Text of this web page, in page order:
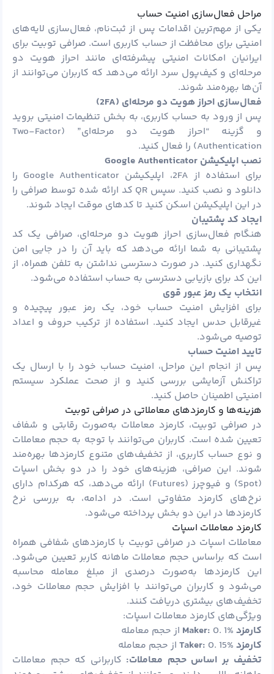
مراحل فعال‌سازی امنیت حساب
یکی از مهم‌ترین اقدامات پس از ثبت‌نام، فعال‌سازی لایه‌های
امنیتی برای محافظت از حساب کاربری است. صرافی توبیت برای
ایرانیان امکانات امنیتی پیشرفته‌ای مانند احراز هویت دو
مرحله‌ای و کیف‌پول سرد ارائه می‌دهد که کاربران می‌توانند از
آن‌ها بهره‌مند شوند.
فعال‌سازی احراز هویت دو مرحله‌ای (2FA)
پس از ورود به حساب کاربری، به بخش تنظیمات امنیتی بروید
و گزینه “احراز هویت دو مرحله‌ای” (Two-Factor
Authentication) را فعال کنید.
نصب اپلیکیشن Google Authenticator
برای استفاده از 2FA، اپلیکیشن Google Authenticator را
دانلود و نصب کنید. سپس QR کد ارائه شده توسط صرافی را
در این اپلیکیشن اسکن کنید تا کدهای موقت ایجاد شوند.
ایجاد کد پشتیبان
هنگام فعال‌سازی احراز هویت دو مرحله‌ای، صرافی یک کد
پشتیبانی به شما ارائه می‌دهد که باید آن را در جایی امن
نگهداری کنید. در صورت دسترسی نداشتن به تلفن همراه، از
این کد برای بازیابی دسترسی به حساب استفاده می‌شود.
انتخاب یک رمز عبور قوی
برای افزایش امنیت حساب خود، یک رمز عبور پیچیده و
غیرقابل حدس ایجاد کنید. استفاده از ترکیب حروف و اعداد
توصیه می‌شود.
تایید امنیت حساب
پس از انجام این مراحل، امنیت حساب خود را با ارسال یک
تراکنش آزمایشی بررسی کنید و از صحت عملکرد سیستم
امنیتی اطمینان حاصل کنید.
هزینه‌ها و کارمزدهای معاملاتی در صرافی توبیت
در صرافی توبیت، کارمزد معاملات به‌صورت رقابتی و شفاف
تعیین شده است. کاربران می‌توانند با توجه به حجم معاملات
و نوع حساب کاربری، از تخفیف‌های متنوع کارمزدها بهره‌مند
شوند. این صرافی، هزینه‌های خود را در دو بخش اسپات
(Spot) و فیوچرز (Futures) ارائه می‌دهد، که هرکدام دارای
نرخ‌های کارمزد متفاوتی است. در ادامه، به بررسی نرخ
کارمزدها در این دو بخش پرداخته می‌شود.
کارمزد معاملات اسپات
معاملات اسپات در صرافی توبیت با کارمزدهای شفافی همراه
است که براساس حجم معاملات ماهانه کاربر تعیین می‌شود.
این کارمزدها به‌صورت درصدی از مبلغ معامله محاسبه
می‌شود و کاربران می‌توانند با افزایش حجم معاملات خود،
تخفیف‌های بیشتری دریافت کنند.
ویژگی‌های کارمزد معاملات اسپات:
کارمزد
Maker: 0. 1% از حجم معامله
کارمزد
Taker: 0. 15% از حجم معامله
تخفیف بر اساس حجم معاملات: کاربرانی که حجم معاملات